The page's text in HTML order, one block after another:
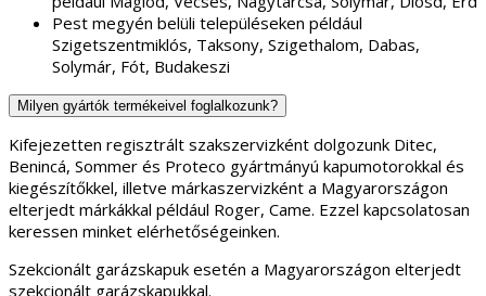
Pest megyén belüli településeken például
Szigetszentmiklós, Taksony, Szigethalom, Dabas,
Solymár, Fót, Budakeszi
Milyen gyártók termékeivel foglalkozunk?
Kifejezetten regisztrált szakszervizként dolgozunk Ditec,
Benincá, Sommer és Proteco gyártmányú kapumotorokkal és
kiegészítőkkel, illetve márkaszervizként a Magyarországon
elterjedt márkákkal például Roger, Came. Ezzel kapcsolatosan
keressen minket elérhetőségeinken.
Szekcionált garázskapuk esetén a Magyarországon elterjedt
szekcionált garázskapukkal.